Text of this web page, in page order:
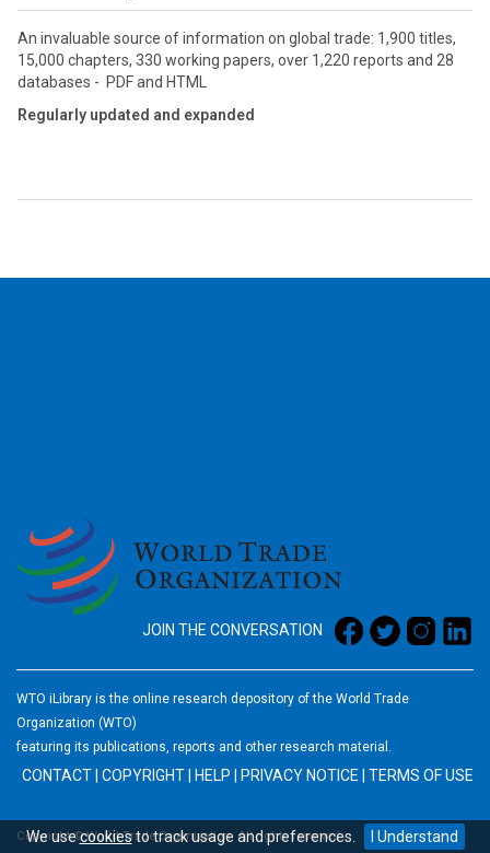
We usecookiesto track usage and preferences. I Understand
An invaluable source of information on global trade: 1,900 titles,
15,000 chapters, 330 working papers, over 1,220 reports and 28
databases - PDF and HTML
Regularly updated and expanded
JOIN THE CONVERSATION
WTO iLibrary is the online research depository of the World Trade
Organization (WTO)
featuring its publications, reports and other research material.
CONTACT COPYRIGHT HELP PRIVACY NOTICE TERMS OF USE
Copyright © World Trade Organization. All rights reserved.